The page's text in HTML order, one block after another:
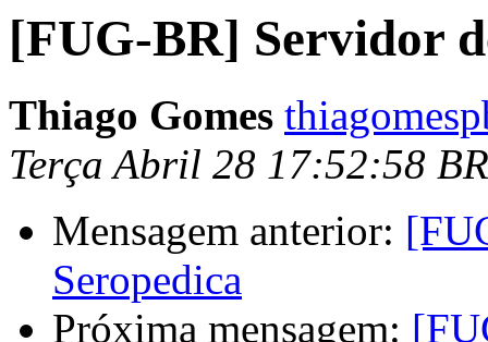
[FUG-BR] Servidor
Thiago Gomes
Terça Abril 28 17:52:58
Mensagem anterior:
Seropedica
Próxima mensagem: